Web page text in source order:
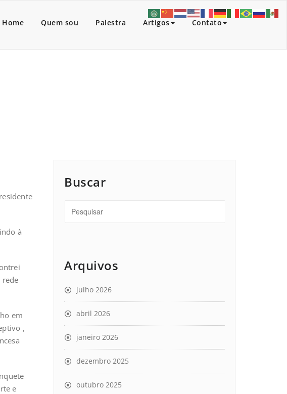
Home Quem sou Palestra Artigos Contato
à
em
,
e
Buscar
Arquivos
julho 2026
abril 2026
janeiro 2026
dezembro 2025
outubro 2025